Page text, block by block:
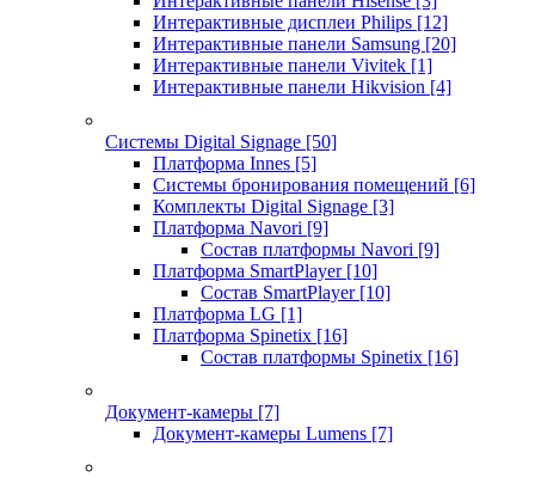
Интерактивные дисплеи Philips [12]
Интерактивные панели Samsung [20]
Интерактивные панели Vivitek [1]
Интерактивные панели Hikvision [4]
Системы Digital Signage [50]
Платформа Innes [5]
Системы бронирования помещений [6]
Комплекты Digital Signage [3]
Платформа Navori [9]
Состав платформы Navori [9]
Платформа SmartPlayer [10]
Состав SmartPlayer [10]
Платформа LG [1]
Платформа Spinetix [16]
Состав платформы Spinetix [16]
Документ-камеры [7]
Документ-камеры Lumens [7]